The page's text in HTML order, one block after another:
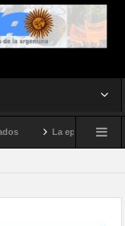
La epidemia de